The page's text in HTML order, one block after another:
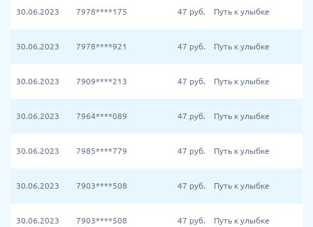
30.06.2023 7978****175 47 руб. Путь к улыбке
30.06.2023 7978****921 47 руб. Путь к улыбке
30.06.2023 7909****213 47 руб. Путь к улыбке
30.06.2023 7964****089 47 руб. Путь к улыбке
30.06.2023 7985****779 47 руб. Путь к улыбке
30.06.2023 7903****508 47 руб. Путь к улыбке
30.06.2023 7903****508 47 руб. Путь к улыбке